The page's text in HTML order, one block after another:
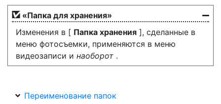
«Папка для хранения»
Изменения в [ Папка хранения ], сделанные в
меню фотосъемки, применяются в меню
видеозаписи и наоборот .
Переименование папок